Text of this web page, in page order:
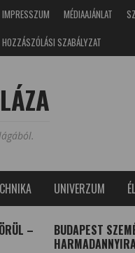
IMPRESSZUM MÉDIAAJÁNLAT
HOZZÁSZÓLÁSI SZABÁLYZAT
UNIVERZUM
–
BUDAPEST